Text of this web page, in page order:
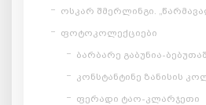
ოსკარ შმერლინგი.
ფოტოკოლექციები
ბარბარე გაბუნია-
კონსტანტინე ზანისის
ფერადი ტაო-კლარჯეთი